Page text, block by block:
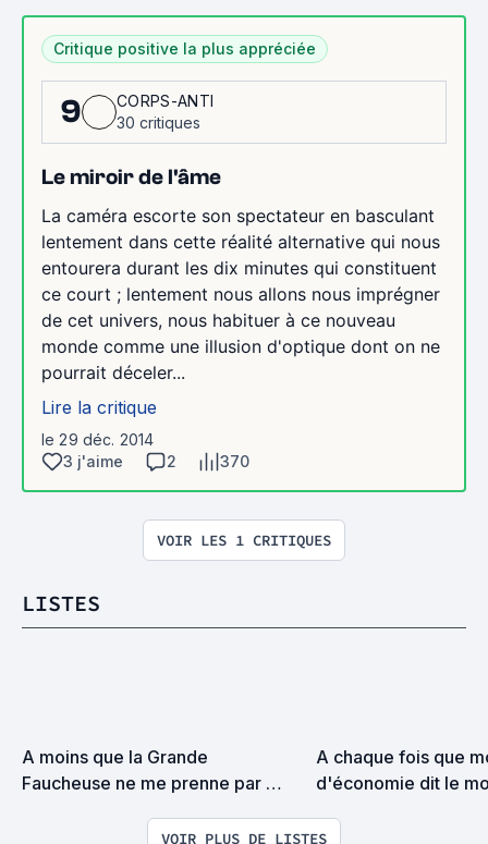
Critique positive la plus appréciée
9
CORPS-ANTI
30 critiques
Le miroir de l'âme
La caméra escorte son spectateur en basculant
lentement dans cette réalité alternative qui nous
entourera durant les dix minutes qui constituent
ce court ; lentement nous allons nous imprégner
de cet univers, nous habituer à ce nouveau
monde comme une illusion d'optique dont on ne
pourrait déceler...
Lire la critique
le 29 déc. 2014
3 j'aime
2 370
VOIR LES 1 CRITIQUES
LISTES
A moins que la Grande
Faucheuse ne me prenne par
A chaque fois que
d'économie dit le
VOIR PLUS DE LISTES